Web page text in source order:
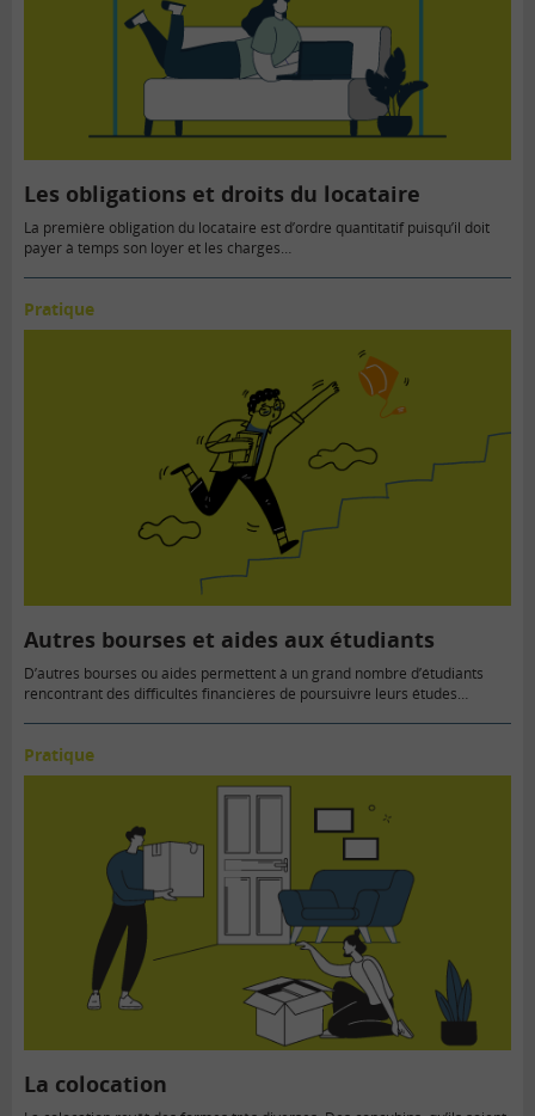
Les obligations et droits du locataire
La première obligation du locataire est d’ordre quantitatif puisqu’il doit
payer à temps son loyer et les charges…
Pratique
Autres bourses et aides aux étudiants
D’autres bourses ou aides permettent à un grand nombre d’étudiants
rencontrant des difficultés financières de poursuivre leurs études…
Pratique
La colocation